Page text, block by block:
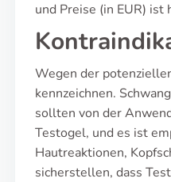
und Preise (in EUR)
Wegen der
kennzeichnen.
sollten von der
Testogel, und es ist
Hautreaktionen,
sicherstellen, dass